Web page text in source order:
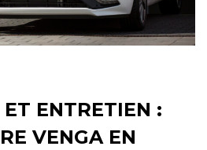
ENTRETIEN :
VENGA EN